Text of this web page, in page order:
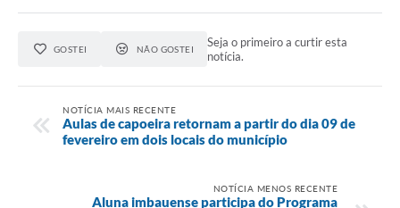
GOSTEI NÃO GOSTEI
Seja o primeiro a curtir esta
notícia.
NOTÍCIA MAIS RECENTE
Aulas de capoeira retornam a partir do dia 09 de
fevereiro em dois locais do município
NOTÍCIA MENOS RECENTE
Aluna imbauense participa do Programa